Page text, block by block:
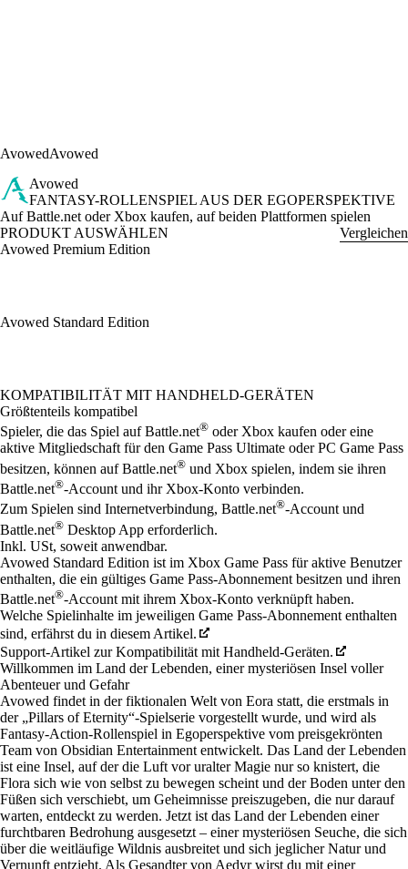
AvowedAvowed
Avowed
FANTASY-ROLLENSPIEL AUS DER EGOPERSPEKTIVE
Product Notification
Auf Battle.net oder Xbox kaufen, auf beiden Plattformen spielen
PRODUKT AUSWÄHLEN
Vergleichen
Avowed Premium Edition
Avowed Standard Edition
Available actions
KOMPATIBILITÄT MIT HANDHELD-GERÄTEN
Größtenteils kompatibel
Spieler, die das Spiel auf Battle.net® oder Xbox kaufen oder eine
aktive Mitgliedschaft für den Game Pass Ultimate oder PC Game Pass
besitzen, können auf Battle.net® und Xbox spielen, indem sie ihren
Battle.net®-Account und ihr Xbox-Konto verbinden.
Zum Spielen sind Internetverbindung, Battle.net®-Account und
Battle.net® Desktop App erforderlich.
Inkl. USt, soweit anwendbar.
Avowed Standard Edition ist im Xbox Game Pass für aktive Benutzer
enthalten, die ein gültiges Game Pass-Abonnement besitzen und ihren
Battle.net®-Account mit ihrem Xbox-Konto verknüpft haben.
Welche Spielinhalte im jeweiligen Game Pass-Abonnement enthalten
sind, erfährst du in diesem Artikel.
Support-Artikel zur Kompatibilität mit Handheld-Geräten.
Willkommen im Land der Lebenden, einer mysteriösen Insel voller
Abenteuer und Gefahr
Avowed findet in der fiktionalen Welt von Eora statt, die erstmals in
der „Pillars of Eternity“-Spielserie vorgestellt wurde, und wird als
Fantasy-Action-Rollenspiel in Egoperspektive vom preisgekrönten
Team von Obsidian Entertainment entwickelt. Das Land der Lebenden
ist eine Insel, auf der die Luft vor uralter Magie nur so knistert, die
Flora sich wie von selbst zu bewegen scheint und der Boden unter den
Füßen sich verschiebt, um Geheimnisse preiszugeben, die nur darauf
warten, entdeckt zu werden. Jetzt ist das Land der Lebenden einer
furchtbaren Bedrohung ausgesetzt – einer mysteriösen Seuche, die sich
über die weitläufige Wildnis ausbreitet und sich jeglicher Natur und
Vernunft entzieht. Als Gesandter von Aedyr wirst du mit einer